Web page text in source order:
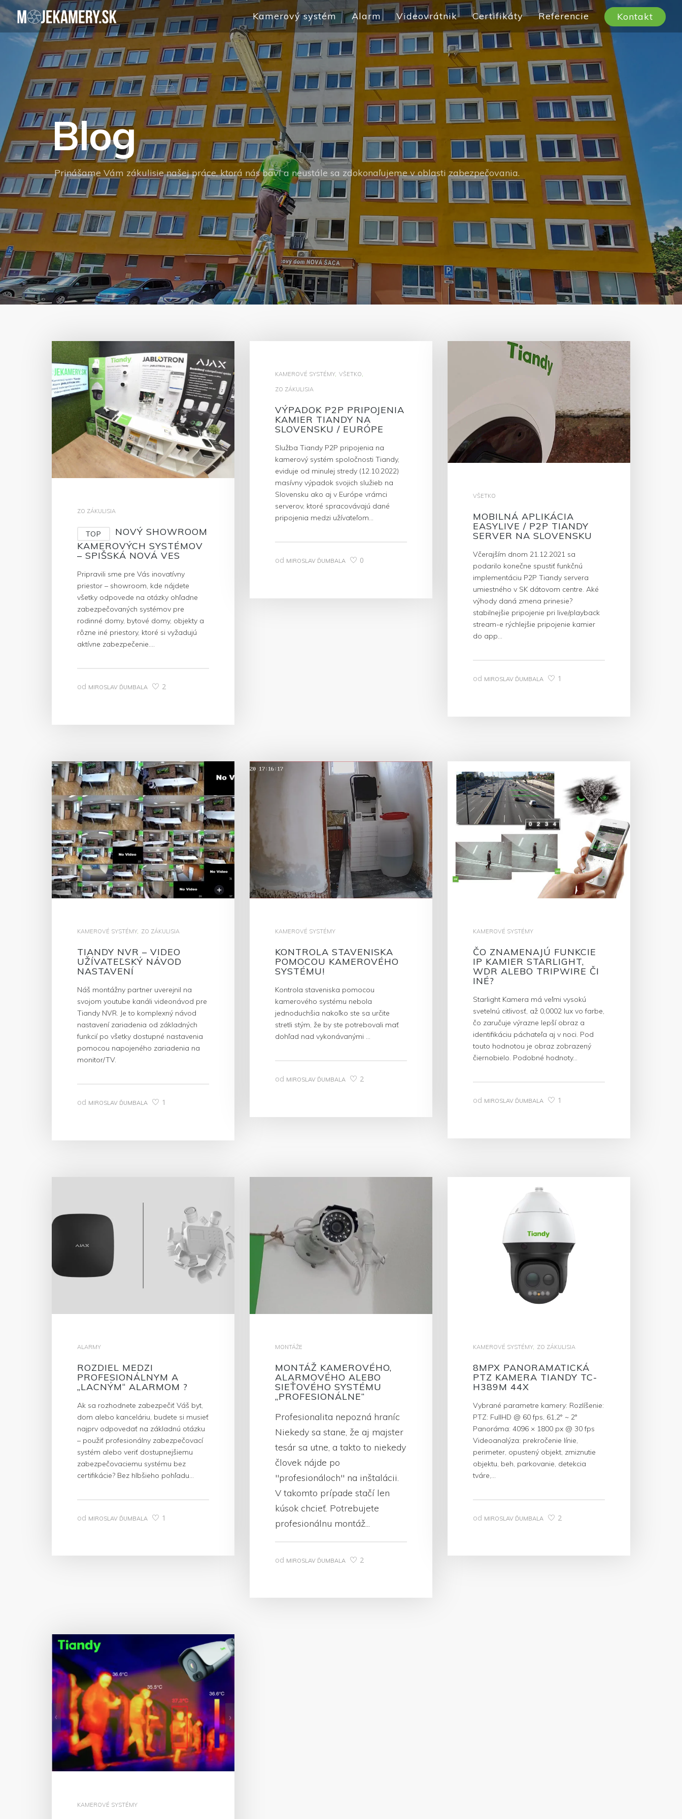
Kamerový systém Alarm Videovrátnik Certifikáty Referencie Kontakt
Blog
Prinášame Vám zákulisie našej práce, ktorá nás baví a neustále sa zdokonaľujeme v oblasti zabezpečovania.
ZO ZÁKULISIA
TOP
NOVÝ SHOWROOM
KAMEROVÝCH SYSTÉMOV
– SPIŠSKÁ NOVÁ VES
Pripravili sme pre Vás inovatívny
priestor – showroom, kde nájdete
všetky odpovede na otázky ohľadne
zabezpečovaných systémov pre
rodinné domy, bytové domy, objekty a
rôzne iné priestory, ktoré si vyžadujú
aktívne zabezpečenie….
od MIROSLAV ĎUMBALA 2
KAMEROVÉ SYSTÉMY, VŠETKO,
ZO ZÁKULISIA
VÝPADOK P2P PRIPOJENIA
KAMIER TIANDY NA
SLOVENSKU / EURÓPE
Služba Tiandy P2P pripojenia na
kamerový systém spoločnosti Tiandy,
eviduje od minulej stredy (12.10.2022)
masívny výpadok svojich služieb na
Slovensku ako aj v Európe vrámci
serverov, ktoré spracovávajú dané
pripojenia medzi užívateľom…
od MIROSLAV ĎUMBALA 0
VŠETKO
MOBILNÁ APLIKÁCIA
EASYLIVE / P2P TIANDY
SERVER NA SLOVENSKU
Včerajším dnom 21.12.2021 sa
podarilo konečne spustiť funkčnú
implementáciu P2P Tiandy servera
umiestného v SK dátovom centre. Aké
výhody daná zmena prinesie?
stabilnejšie pripojenie pri live/playback
stream-e rýchlejšie pripojenie kamier
do app…
od MIROSLAV ĎUMBALA 1
KAMEROVÉ SYSTÉMY, ZO ZÁKULISIA
TIANDY NVR – VIDEO
UŽÍVATEĽSKÝ NÁVOD
NASTAVENÍ
Náš montážny partner uverejnil na
svojom youtube kanáli videonávod pre
Tiandy NVR. Je to komplexný návod
nastavení zariadenia od základných
funkcií po všetky dostupné nastavenia
pomocou napojeného zariadenia na
monitor/TV.
od MIROSLAV ĎUMBALA 1
KAMEROVÉ SYSTÉMY
KONTROLA STAVENISKA
POMOCOU KAMEROVÉHO
SYSTÉMU!
Kontrola staveniska pomocou
kamerového systému nebola
jednoduchšia nakoľko ste sa určite
stretli stým, že by ste potrebovali mať
dohľad nad vykonávanými …
od MIROSLAV ĎUMBALA 2
KAMEROVÉ SYSTÉMY
ČO ZNAMENAJÚ FUNKCIE
IP KAMIER STARLIGHT,
WDR ALEBO TRIPWIRE ČI
INÉ?
Starlight Kamera má veľmi vysokú
svetelnú citlivosť, až 0,0002 lux vo farbe,
čo zaručuje výrazne lepší obraz a
identifikáciu páchateľa aj v noci. Pod
touto hodnotou je obraz zobrazený
čiernobielo. Podobné hodnoty…
od MIROSLAV ĎUMBALA 1
ALARMY
ROZDIEL MEDZI
PROFESIONÁLNYM A
„LACNÝM“ ALARMOM ?
Ak sa rozhodnete zabezpečiť Váš byt,
dom alebo kanceláriu, budete si musieť
najprv odpovedať na základnú otázku
– použiť profesionálny zabezpečovací
systém alebo veriť dostupnejšiemu
zabezpečovaciemu systému bez
certifikácie? Bez hlbšieho pohľadu…
od MIROSLAV ĎUMBALA 1
MONTÁŽE
MONTÁŽ KAMEROVÉHO,
ALARMOVÉHO ALEBO
SIEŤOVÉHO SYSTÉMU
„PROFESIONÁLNE“
Profesionalita nepozná hraníc
Niekedy sa stane, že aj majster
tesár sa utne, a takto to niekedy
človek nájde po
"profesionáloch" na inštalácii.
V takomto prípade stačí len
kúsok chcieť. Potrebujete
profesionálnu montáž...
od MIROSLAV ĎUMBALA 2
KAMEROVÉ SYSTÉMY, ZO ZÁKULISIA
8MPX PANORAMATICKÁ
PTZ KAMERA TIANDY TC-
H389M 44X
Vybrané parametre kamery: Rozlíšenie:
PTZ: FullHD @ 60 fps, 61,2° ~ 2°
Panoráma: 4096 × 1800 px @ 30 fps
Videoanalýza: prekročenie línie,
perimeter, opustený objekt, zmiznutie
objektu, beh, parkovanie, detekcia
tváre,…
od MIROSLAV ĎUMBALA 2
KAMEROVÉ SYSTÉMY